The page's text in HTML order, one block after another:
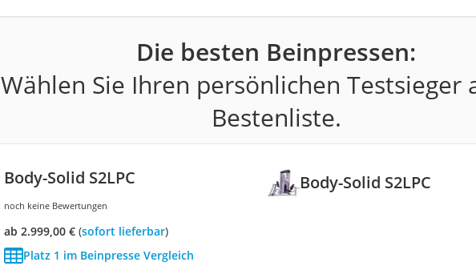
Die besten Beinpressen:
Wählen Sie Ihren persönlichen Testsieger
Bestenliste.
Body-Solid S2LPC
Body-Solid S2LPC
noch keine Bewertungen
ab 2.999,00 €( Sofort lieferbar)
Platz 1 im Beinpresse Vergleich